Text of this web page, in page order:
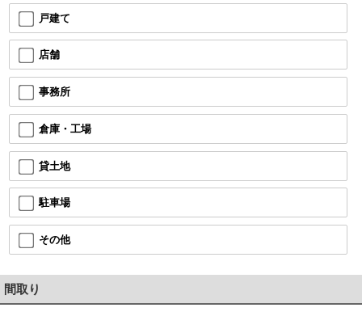
戸建て
店舗
事務所
倉庫・工場
貸土地
駐車場
その他
間取り